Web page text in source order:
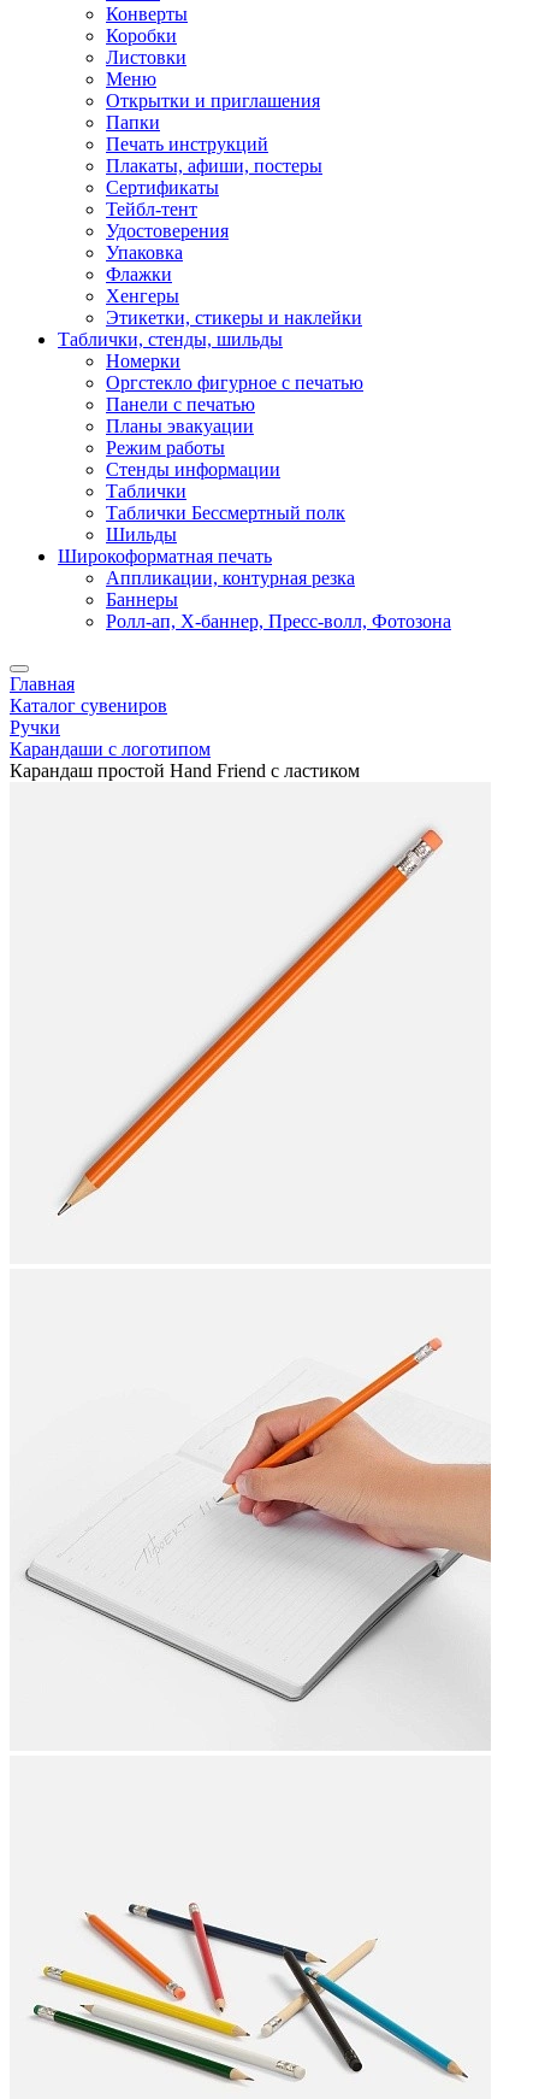
Конверты
Коробки
Листовки
Меню
Открытки и приглашения
Папки
Печать инструкций
Плакаты, афиши, постеры
Сертификаты
Тейбл-тент
Удостоверения
Упаковка
Флажки
Хенгеры
Этикетки, стикеры и наклейки
Таблички, стенды, шильды
Номерки
Оргстекло фигурное с печатью
Панели с печатью
Планы эвакуации
Режим работы
Стенды информации
Таблички
Таблички Бессмертный полк
Шильды
Широкоформатная печать
Аппликации, контурная резка
Баннеры
Ролл-ап, X-баннер, Пресс-волл, Фотозона
Главная
Каталог сувениров
Ручки
Карандаши с логотипом
Карандаш простой Hand Friend с ластиком